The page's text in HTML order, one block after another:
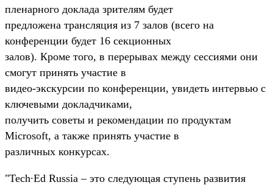
пленарного доклада зрителям будет
предложена трансляция из 7 залов (всего на
конференции будет 16 секционных
залов). Кроме того, в перерывах между сессиями они
смогут принять участие в
видео-экскурсии по конференции, увидеть интервью с
ключевыми докладчиками,
получить советы и рекомендации по продуктам
Microsoft, а также принять участие в
различных конкурсах.
"Tech∙Ed Russia – это следующая ступень развития